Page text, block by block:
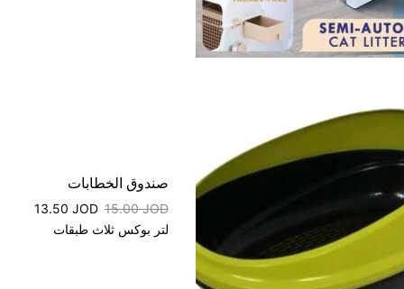
صندوق الخطابات
15.00JOD
13.50 JOD
لتر بوكس ثلاث طبقات